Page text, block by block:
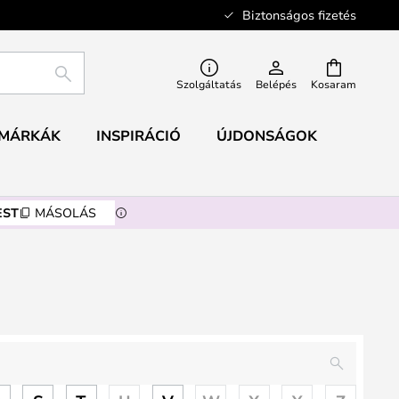
Biztonságos fizetés
Kosaram
KERESÉS Szolgáltatás Belépés
INSPIRÁCIÓ ÚJDONSÁGOK
MÁSOLÁS